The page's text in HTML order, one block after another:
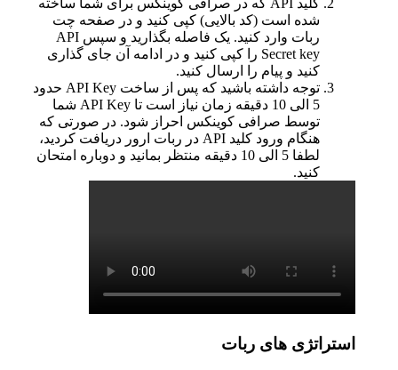
کلید API که در صرافی کوینکس برای شما ساخته
شده است (کد بالایی) کپی کنید و در صفحه چت
ربات وارد کنید. یک فاصله بگذارید و سپس API
Secret key را کپی کنید و در ادامه آن جای گذاری
کنید و پیام را ارسال کنید.
توجه داشته باشید که پس از ساخت API Key حدود
5 الی 10 دقیقه زمان نیاز است تا API Key شما
توسط صرافی کوینکس احراز شود. در صورتی که
هنگام ورود کلید API در ربات ارور دریافت کردید،
لطفا 5 الی 10 دقیقه منتظر بمانید و دوباره امتحان
کنید.
استراتژی های ربات